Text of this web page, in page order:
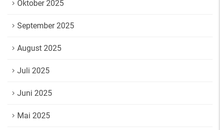
Oktober 2025
September 2025
August 2025
Juli 2025
Juni 2025
Mai 2025